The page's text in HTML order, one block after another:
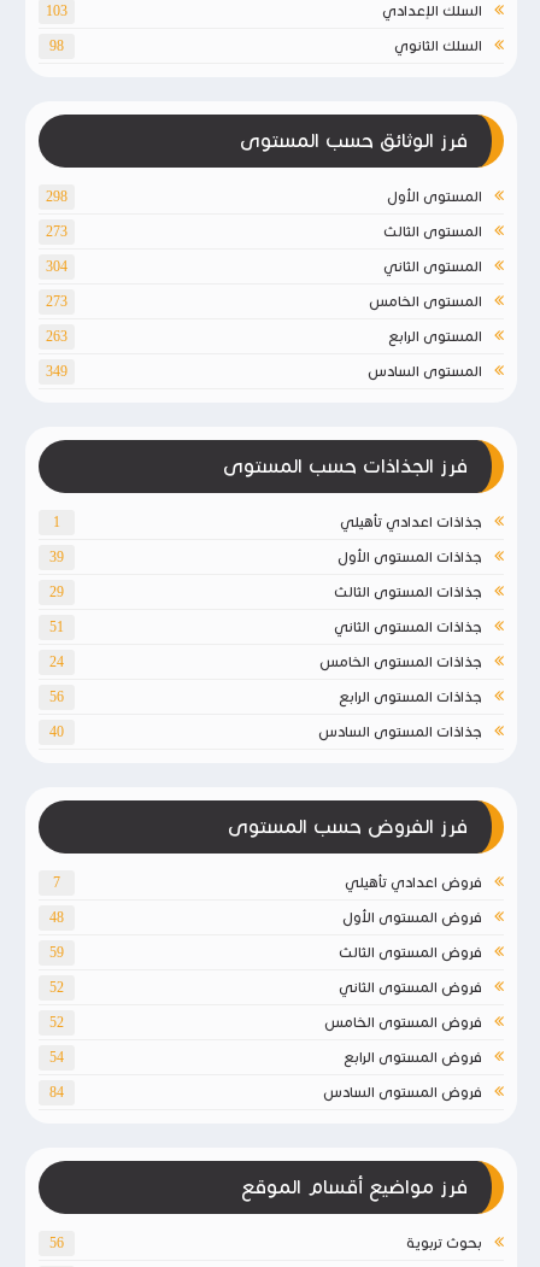
السلك الإعدادي 103
السلك الثانوي 98
فرز الوثائق حسب المستوى
المستوى الأول 298
المستوى الثالث 273
المستوى الثاني 304
المستوى الخامس 273
المستوى الرابع 263
المستوى السادس 349
فرز الجذاذات حسب المستوى
جذاذات اعدادي تأهيلي 1
جذاذات المستوى الأول 39
جذاذات المستوى الثالث 29
جذاذات المستوى الثاني 51
جذاذات المستوى الخامس 24
جذاذات المستوى الرابع 56
جذاذات المستوى السادس 40
فرز الفروض حسب المستوى
فروض اعدادي تأهيلي 7
فروض المستوى الأول 48
فروض المستوى الثالث 59
فروض المستوى الثاني 52
فروض المستوى الخامس 52
فروض المستوى الرابع 54
فروض المستوى السادس 84
فرز مواضيع أقسام الموقع
بحوث تربوية 56